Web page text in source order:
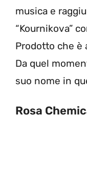
musica e
“Kournikova”
Prodotto che è
Da quel
suo nome in
Rosa